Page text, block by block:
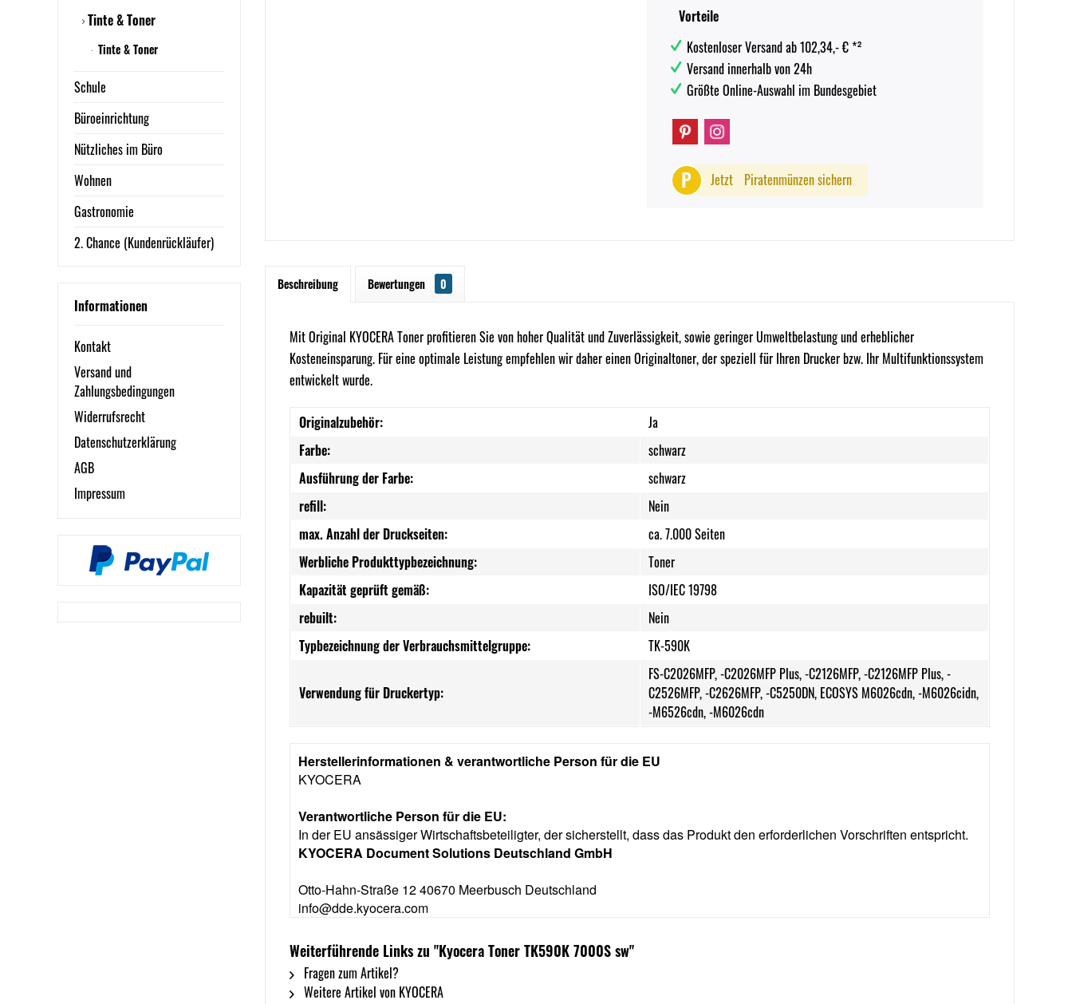
Tinte & Toner
Tinte & Toner
Schule
Büroeinrichtung
Nützliches im Büro
Wohnen
Gastronomie
2. Chance (Kundenrückläufer)
Informationen
Kontakt
Versand und
Zahlungsbedingungen
Widerrufsrecht
Datenschutzerklärung
AGB
Impressum
Vorteile
Kostenloser Versand ab 102,34,- € *²
Versand innerhalb von 24h
Größte Online-Auswahl im Bundesgebiet
P Jetzt Piratenmünzen sichern
Beschreibung Bewertungen 0
Mit Original KYOCERA Toner profitieren Sie von hoher Qualität und Zuverlässigkeit, sowie geringer Umweltbelastung und erheblicher
Kosteneinsparung. Für eine optimale Leistung empfehlen wir daher einen Originaltoner, der speziell für Ihren Drucker bzw. Ihr Multifunktionssystem
entwickelt wurde.
Originalzubehör:
Ja
Farbe:
schwarz
Ausführung der Farbe:
schwarz
refill:
Nein
max. Anzahl der Druckseiten:
ca. 7.000 Seiten
Werbliche Produkttypbezeichnung:
Toner
Kapazität geprüft gemäß:
ISO/IEC 19798
rebuilt:
Nein
Typbezeichnung der Verbrauchsmittelgruppe:
TK-590K
Verwendung für Druckertyp:
FS-C2026MFP, -C2026MFP Plus, -C2126MFP, -C2126MFP Plus, -
C2526MFP, -C2626MFP, -C5250DN, ECOSYS M6026cdn, -M6026cidn,
-M6526cdn, -M6026cdn
Herstellerinformationen & verantwortliche Person für die EU
KYOCERA
Verantwortliche Person für die EU:
In der EU ansässiger Wirtschaftsbeteiligter, der sicherstellt, dass das Produkt den erforderlichen Vorschriften entspricht.
KYOCERA Document Solutions Deutschland GmbH
Otto-Hahn-Straße 12 40670 Meerbusch Deutschland
info@dde.kyocera.com
Weiterführende Links zu "Kyocera Toner TK590K 7000S sw"
Fragen zum Artikel?
Weitere Artikel von KYOCERA